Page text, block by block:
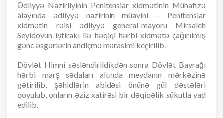
Ədliyyə Nazirliyinin Penitensiar xidmətinin Mühafizə
alayında ədliyyə nazirinin müavini – Penitensiar
xidmətin rəisi ədliyyə general-mayoru Mirsaleh
Seyidovun iştirakı ilə həqiqi hərbi xidmətə çağırılmış
gənc əsgərlərin andiçmə mərasimi keçirilib.
Dövlət Himni səsləndirildikdən sonra Dövlət Bayrağı
hərbi marş sədaları altında meydanın mərkəzinə
gətirilib, şəhidlərin abidəsi önünə gül dəstələri
qoyulub, onların əziz xatirəsi bir dəqiqəlik sükutla yad
edilib.